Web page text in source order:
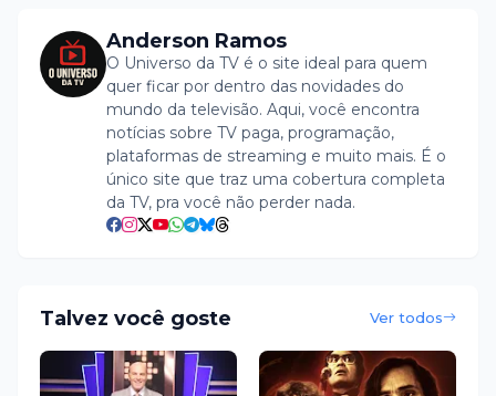
Anderson Ramos
O Universo da TV é o site ideal para quem
quer ficar por dentro das novidades do
mundo da televisão. Aqui, você encontra
notícias sobre TV paga, programação,
plataformas de streaming e muito mais. É o
único site que traz uma cobertura completa
da TV, pra você não perder nada.
Talvez você goste Ver todos